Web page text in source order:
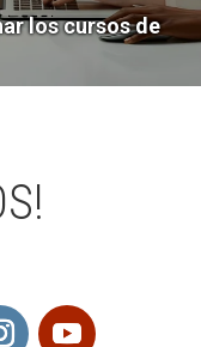
los cursos de